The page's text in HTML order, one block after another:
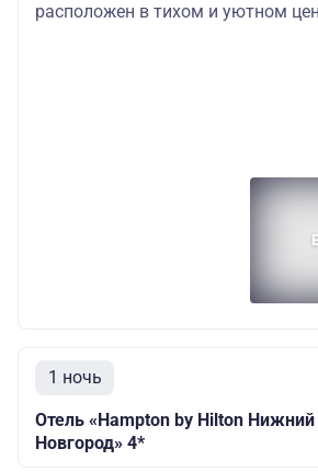
расположен в тихом и уютном
1 ночь
Отель «Hampton by Hilton Нижний
Новгород» 4*